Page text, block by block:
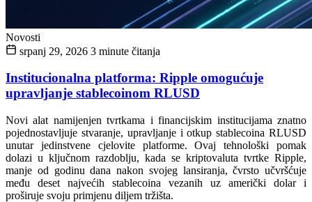
Novosti
srpanj 29, 2026 3 minute čitanja
Institucionalna platforma: Ripple omogućuje
upravljanje stablecoinom RLUSD
Novi alat namijenjen tvrtkama i financijskim institucijama znatno
pojednostavljuje stvaranje, upravljanje i otkup stablecoina RLUSD
unutar jedinstvene cjelovite platforme. Ovaj tehnološki pomak
dolazi u ključnom razdoblju, kada se kriptovaluta tvrtke Ripple,
manje od godinu dana nakon svojeg lansiranja, čvrsto učvršćuje
među deset najvećih stablecoina vezanih uz američki dolar i
proširuje svoju primjenu diljem tržišta.